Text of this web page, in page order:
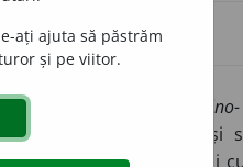
actino-, aktino-
radiațiilor termice și
și dimensiunilor inimii
ați ajuta să păstrăm
și pe viitor.